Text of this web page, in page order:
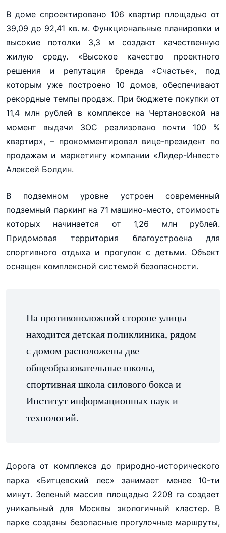
В доме спроектировано 106 квартир площадью от
39,09 до 92,41 кв. м. Функциональные планировки и
высокие потолки 3,3 м создают качественную
жилую среду. «Высокое качество проектного
решения и репутация бренда «Счастье», под
которым уже построено 10 домов, обеспечивают
рекордные темпы продаж. При бюджете покупки от
11,4 млн рублей в комплексе на Чертановской на
момент выдачи ЗОС реализовано почти 100 %
квартир», – прокомментировал вице-президент по
продажам и маркетингу компании «Лидер-Инвест»
Алексей Болдин.
В подземном уровне устроен современный
подземный паркинг на 71 машино-место, стоимость
которых начинается от 1,26 млн рублей.
Придомовая территория благоустроена для
спортивного отдыха и прогулок с детьми. Объект
оснащен комплексной системой безопасности.
На противоположной стороне улицы
находится детская поликлиника, рядом
с домом расположены две
общеобразовательные школы,
спортивная школа силового бокса и
Институт информационных наук и
технологий.
Дорога от комплекса до природно-исторического
парка «Битцевский лес» занимает менее 10-ти
минут. Зеленый массив площадью 2208 га создает
уникальный для Москвы экологичный кластер. В
парке созданы безопасные прогулочные маршруты,